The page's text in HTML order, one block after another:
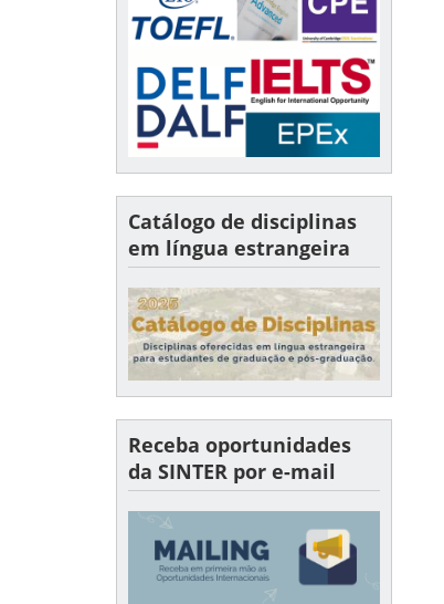
Catálogo de disciplinas
em língua estrangeira
Receba oportunidades
da SINTER por e-mail